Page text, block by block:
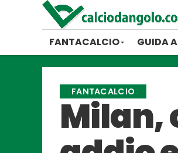
FANTACALCIO GUIDA
FANTACALCIO
Milan,